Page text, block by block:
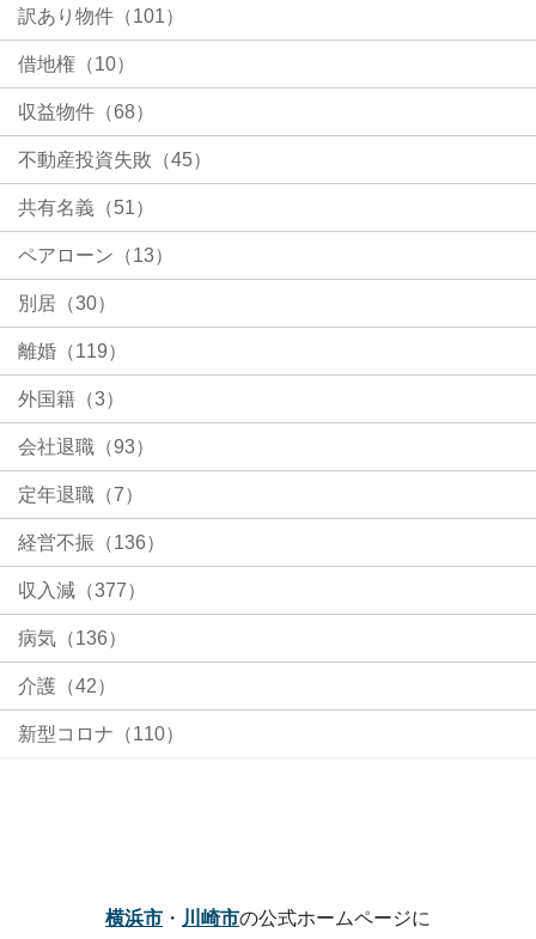
訳あり物件（101）
借地権（10）
収益物件（68）
不動産投資失敗（45）
共有名義（51）
ペアローン（13）
別居（30）
離婚（119）
外国籍（3）
会社退職（93）
定年退職（7）
経営不振（136）
収入減（377）
病気（136）
介護（42）
新型コロナ（110）
横浜市 ・ 川崎市の公式ホームページに